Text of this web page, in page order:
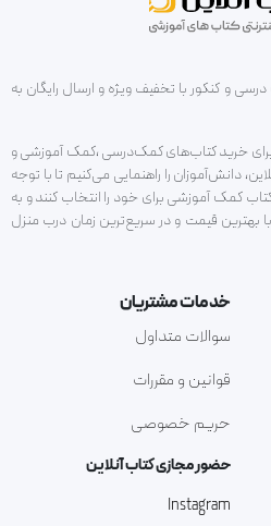
و کنکور با تخفیف ویژه و ارسال رایگان به
برای خرید کتاب‌های کمک‌درسی ،کمک آموزشی و
دانش‌آموزان را راهنمایی می‌کنیم تا با توجه
کمک آموزشی برای خود را انتخاب کنند و به
با بهترین قیمت و در سریع‌ترین زمان درب منزل
خدمات مشتریان
سوالات متداول
قوانین و مقررات
حریم خصوصی
حضور مجازی کتاب آنلاین
Instagram